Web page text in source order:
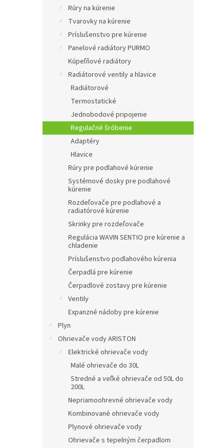
Rúry na kúrenie
Tvarovky na kúrenie
Príslušenstvo pre kúrenie
Panelové radiátory PURMO
Kúpeľňové radiátory
Radiátorové ventily a hlavice
Radiátorové
Termostatické
Jednobodové pripojenie
Regulačné šróbenie
Adaptéry
Hlavice
Rúry pre podlahové kúrenie
Systémové dosky pre podlahové
kúrenie
Rozdeľovače pre podlahové a
radiatórové kúrenie
Skrinky pre rozdeľovače
Regulácia WAVIN SENTIO pre kúrenie a
chladenie
Príslušenstvo podlahového kúrenia
Čerpadlá pre kúrenie
Čerpadlové zostavy pre kúrenie
Ventily
Expanzné nádoby pre kúrenie
Plyn
Ohrievače vody ARISTON
Elektrické ohrievače vody
Malé ohrievače do 30L
Stredné a veľké ohrievače od 50L do
200L
Nepriamoohrevné ohrievače vody
Kombinované ohrievače vody
Plynové ohrievače vody
Ohrievače s tepelným čerpadlom